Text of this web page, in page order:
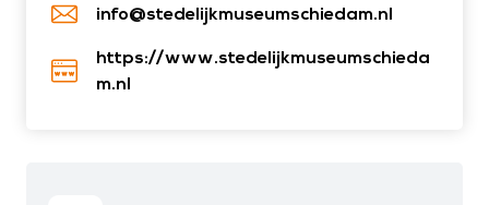
info@stedelijkmuseumschiedam.nl
https://www.stedelijkmuseumschieda
m.nl